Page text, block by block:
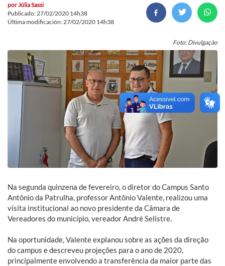
porJúlia Sassi
Publicado: 27/02/2020 14h38
Última modificación: 27/02/2020 14h38
Foto: Divulgação
Na segunda quinzena de fevereiro, o diretor do Campus Santo
Antônio da Patrulha, professor Antônio Valente, realizou uma
visita institucional ao novo presidente da Câmara de
Vereadores do município, vereador André Selistre.
Na oportunidade, Valente explanou sobre as ações da direção
do campus e descreveu projeções para o ano de 2020,
principalmente envolvendo a transferência da maior parte das